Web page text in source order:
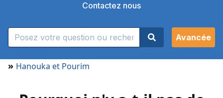
Contactez nous
Avancée
» Hanouka et Pourim